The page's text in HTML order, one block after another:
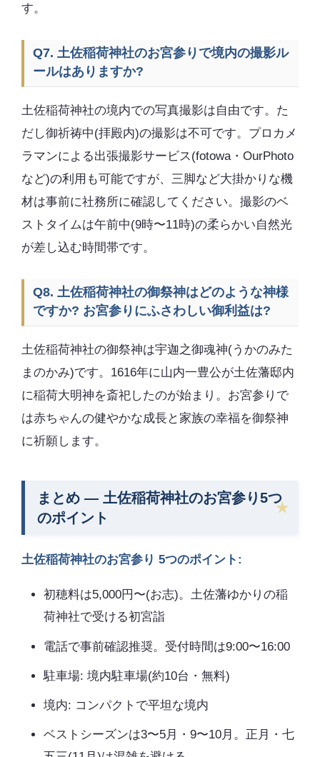
す。
Q7. 土佐稲荷神社のお宮参りで境内の撮影ル
ールはありますか?
土佐稲荷神社の境内での写真撮影は自由です。た
だし御祈祷中(拝殿内)の撮影は不可です。プロカメ
ラマンによる出張撮影サービス(fotowa・OurPhoto
など)の利用も可能ですが、三脚など大掛かりな機
材は事前に社務所に確認してください。撮影のベ
ストタイムは午前中(9時〜11時)の柔らかい自然光
が差し込む時間帯です。
Q8. 土佐稲荷神社の御祭神はどのような神様
ですか? お宮参りにふさわしい御利益は?
土佐稲荷神社の御祭神は宇迦之御魂神(うかのみた
まのかみ)です。1616年に山内一豊公が土佐藩邸内
に稲荷大明神を斎祀したのが始まり。お宮参りで
は赤ちゃんの健やかな成長と家族の幸福を御祭神
に祈願します。
まとめ — 土佐稲荷神社のお宮参り5つ
のポイント
土佐稲荷神社のお宮参り 5つのポイント:
初穂料は5,000円〜(お志)。土佐藩ゆかりの稲
荷神社で受ける初宮詣
電話で事前確認推奨。受付時間は9:00〜16:00
駐車場: 境内駐車場(約10台・無料)
境内: コンパクトで平坦な境内
ベストシーズンは3〜5月・9〜10月。正月・七